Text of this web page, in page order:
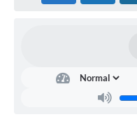
Emissão de Contracheque